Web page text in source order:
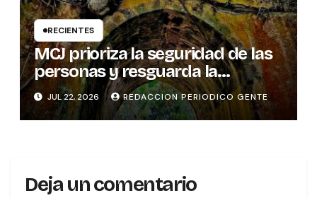
RECIENTES
MCJ prioriza la seguridad de las
personas y resguarda la
memoria histórica del puente
sobre el río Tures
JUL 22, 2026 REDACCION PERIODICO GENTE
Deja un comentario